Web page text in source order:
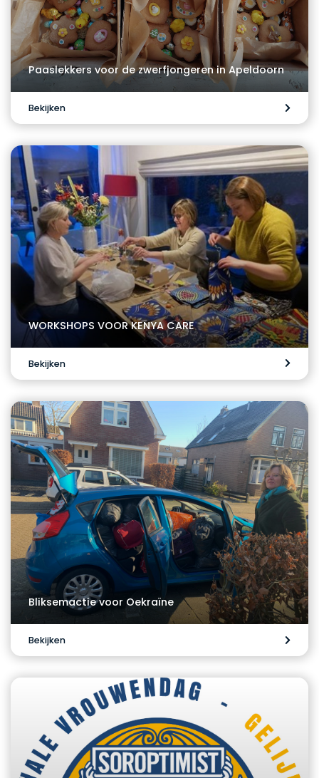
Paaslekkers voor de zwerfjongeren in Apeldoorn
Bekijken
WORKSHOPS VOOR KENYA CARE
Bekijken
Bliksemactie voor Oekraïne
Bekijken